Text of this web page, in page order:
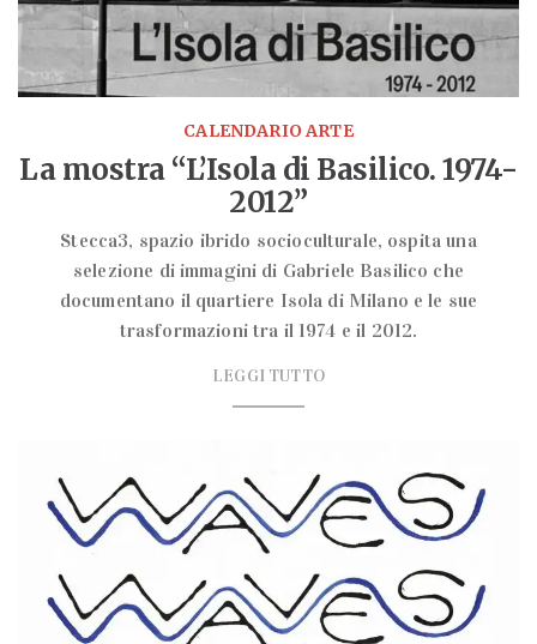
CALENDARIO ARTE
La mostra “L’Isola di Basilico. 1974-
2012”
Stecca3, spazio ibrido socioculturale, ospita una
selezione di immagini di Gabriele Basilico che
documentano il quartiere Isola di Milano e le sue
trasformazioni tra il 1974 e il 2012.
LEGGI TUTTO